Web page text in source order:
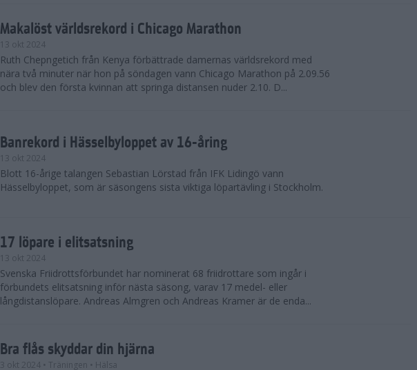
Makalöst världsrekord i Chicago Marathon
13 okt 2024
Ruth Chepngetich från Kenya förbättrade damernas världsrekord med
nära två minuter när hon på söndagen vann Chicago Marathon på 2.09.56
och blev den första kvinnan att springa distansen nuder 2.10. D...
Banrekord i Hässelbyloppet av 16-åring
13 okt 2024
Blott 16-årige talangen Sebastian Lörstad från IFK Lidingö vann
Hässelbyloppet, som är säsongens sista viktiga löpartävling i Stockholm.
17 löpare i elitsatsning
13 okt 2024
Svenska Friidrottsförbundet har nominerat 68 friidrottare som ingår i
förbundets elitsatsning inför nästa säsong, varav 17 medel- eller
långdistanslöpare. Andreas Almgren och Andreas Kramer är de enda...
Bra flås skyddar din hjärna
3 okt 2024 • Träningen • Hälsa